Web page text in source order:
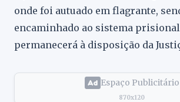
onde foi autuado em flagrante,
encaminhado ao sistema
permanecerá à disposição da
Espaço Publicitário
870x120